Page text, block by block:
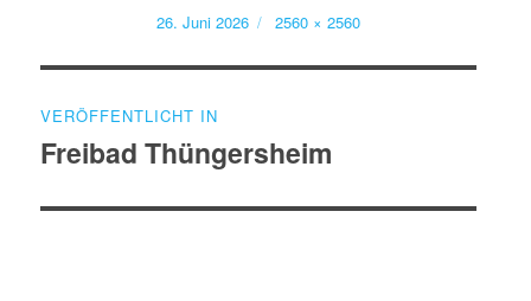
Veröffentlicht
26. Juni 2026
Volle
2560 × 2560
VERÖFFENTLICHT IN
Freibad Thüngersheim